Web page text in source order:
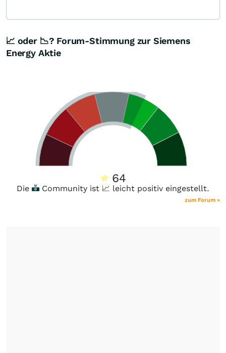
📈 oder 📉? Forum-Stimmung zur Siemens
Energy Aktie
⭐ 64
Die Community ist 📈 leicht positiv eingestellt.
zum Forum »